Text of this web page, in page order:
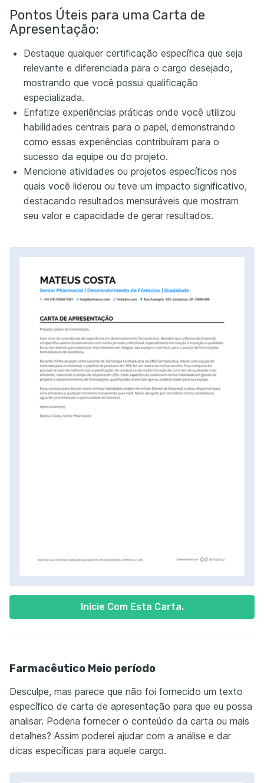
Inicie Com Esta Carta.
Pontos Úteis para uma Carta de
Apresentação:
Destaque qualquer certificação específica que seja
relevante e diferenciada para o cargo desejado,
mostrando que você possui qualificação
especializada.
Enfatize experiências práticas onde você utilizou
habilidades centrais para o papel, demonstrando
como essas experiências contribuíram para o
sucesso da equipe ou do projeto.
Mencione atividades ou projetos específicos nos
quais você liderou ou teve um impacto significativo,
destacando resultados mensuráveis que mostram
seu valor e capacidade de gerar resultados.
Farmacêutico Meio período
Desculpe, mas parece que não foi fornecido um texto
específico de carta de apresentação para que eu possa
analisar. Poderia fornecer o conteúdo da carta ou mais
detalhes? Assim poderei ajudar com a análise e dar
dicas específicas para aquele cargo.